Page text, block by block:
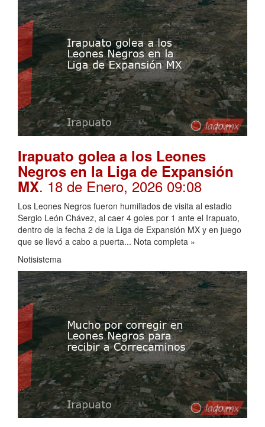
Irapuato golea a los Leones
Negros en la Liga de Expansión
MX. 18 de Enero, 2026 09:08
Los Leones Negros fueron humillados de visita al estadio
Sergio León Chávez, al caer 4 goles por 1 ante el Irapuato,
dentro de la fecha 2 de la Liga de Expansión MX y en juego
que se llevó a cabo a puerta... Nota completa »
Notisistema